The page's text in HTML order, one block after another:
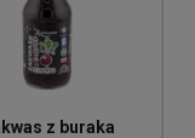
z buraka